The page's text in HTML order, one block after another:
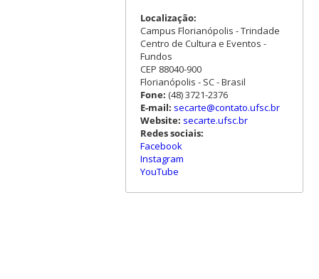
Localização:
Campus Florianópolis - Trindade
Centro de Cultura e Eventos -
Fundos
CEP 88040-900
Florianópolis - SC - Brasil
Fone: (48) 3721-2376
E-mail: secarte@contato.ufsc.br
Website: secarte.ufsc.br
Redes sociais:
Facebook
Instagram
YouTube